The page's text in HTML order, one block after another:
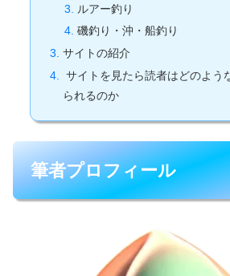
ルアー釣り
磯釣り・沖・船釣り
サイトの紹介
サイトを見たら読者はどのよう
られるのか
筆者プロフィール